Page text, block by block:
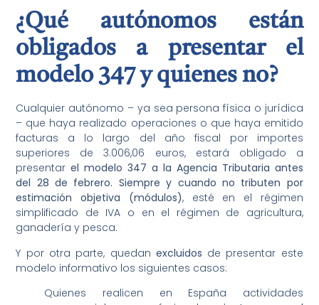
¿Qué autónomos están
obligados a presentar el
modelo 347 y quienes no?
Cualquier autónomo – ya sea persona física o jurídica
– que haya realizado operaciones o que haya emitido
facturas a lo largo del año fiscal por importes
superiores de 3.006,06 euros, estará obligado a
presentar el modelo 347 a la Agencia Tributaria antes
del 28 de febrero. Siempre y cuando no tributen por
estimación objetiva (módulos), esté en el régimen
simplificado de IVA o en el régimen de agricultura,
ganadería y pesca.
Y por otra parte, quedan excluidos de presentar este
modelo informativo los siguientes casos:
Quienes realicen en España actividades